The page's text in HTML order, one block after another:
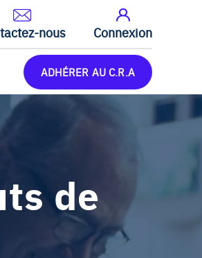
nous Connexion
ADHÉRER AU C.R.A
de